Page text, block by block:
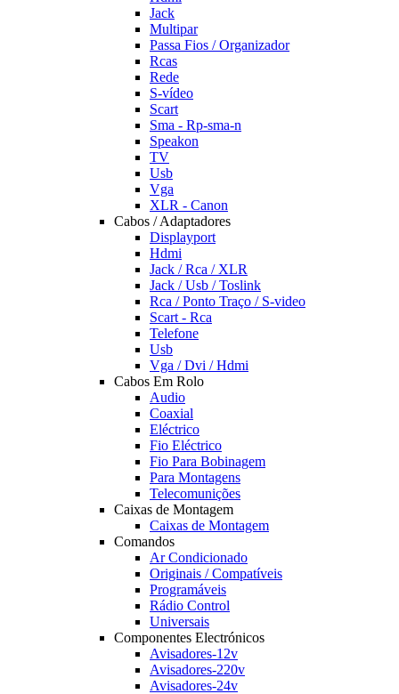
Jack
Multipar
Passa Fios / Organizador
Rcas
Rede
S-vídeo
Scart
Sma - Rp-sma-n
Speakon
TV
Usb
Vga
XLR - Canon
Cabos / Adaptadores
Displayport
Hdmi
Jack / Rca / XLR
Jack / Usb / Toslink
Rca / Ponto Traço / S-video
Scart - Rca
Telefone
Usb
Vga / Dvi / Hdmi
Cabos Em Rolo
Audio
Coaxial
Eléctrico
Fio Eléctrico
Fio Para Bobinagem
Para Montagens
Telecomunições
Caixas de Montagem
Caixas de Montagem
Comandos
Ar Condicionado
Originais / Compatíveis
Programáveis
Rádio Control
Universais
Componentes Electrónicos
Avisadores-12v
Avisadores-220v
Avisadores-24v